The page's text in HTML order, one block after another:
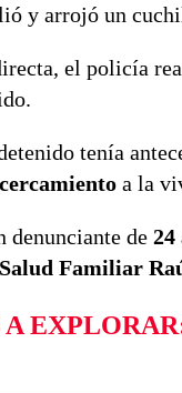
y arrojó un
el policía
tenía
a la
denunciante de 24
Familiar